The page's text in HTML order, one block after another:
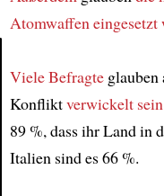
Atomwaffen eingesetzt
Viele Befragteglauben
Konfliktverwickelt
89 %, dass ihr Land in
Italien sind es 66 %.